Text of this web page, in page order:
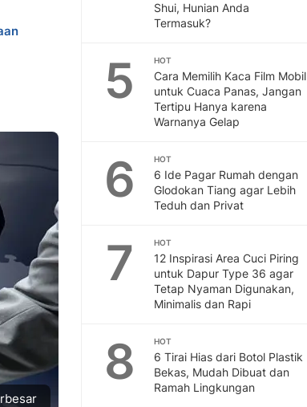
Shui, Hunian Anda
Termasuk?
5 HOT
Cara Memilih Kaca Film Mobil
untuk Cuaca Panas, Jangan
Tertipu Hanya karena
Warnanya Gelap
6 HOT
6 Ide Pagar Rumah dengan
Glodokan Tiang agar Lebih
Teduh dan Privat
7 HOT
12 Inspirasi Area Cuci Piring
untuk Dapur Type 36 agar
Tetap Nyaman Digunakan,
Minimalis dan Rapi
8 HOT
6 Tirai Hias dari Botol Plastik
Bekas, Mudah Dibuat dan
Ramah Lingkungan